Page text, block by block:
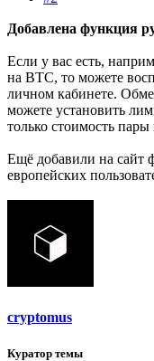
Добавлена функция
Если у вас есть,
на BTC, то можете
личном кабинете.
можете установить
только стоимость
Ещё добавили на сайт
европейских
cryptomus
Куратор темы